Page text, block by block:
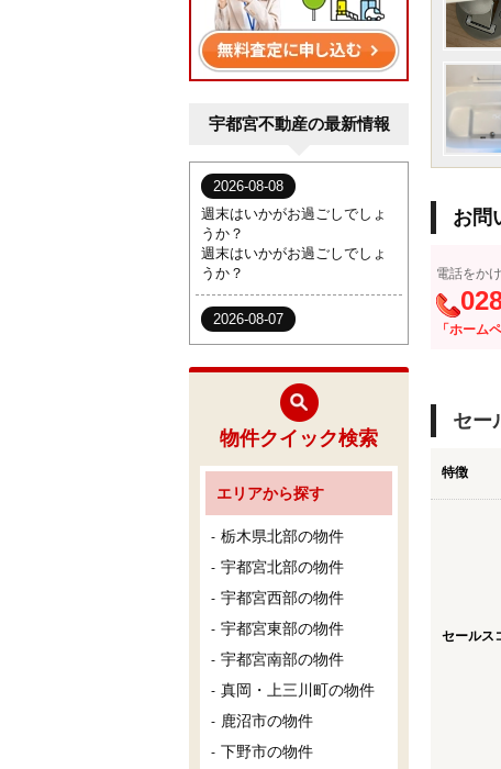
お問
電話をか
「ホーム
セー
特徴
セールス
宇都宮不動産の最新情報
物件クイック検索
エリアから探す
栃木県北部の物件
宇都宮北部の物件
宇都宮西部の物件
宇都宮東部の物件
宇都宮南部の物件
真岡・上三川町の物件
鹿沼市の物件
下野市の物件